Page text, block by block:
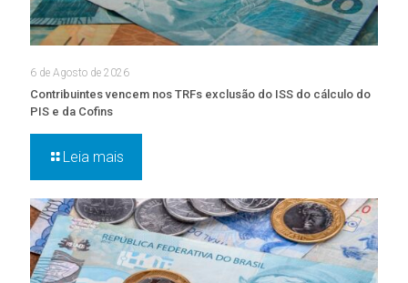
6 de Agosto de 2026
Contribuintes vencem nos TRFs exclusão do ISS do cálculo do
PIS e da Cofins
Leia mais